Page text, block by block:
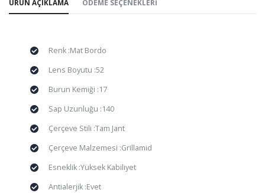
ÜRÜN AÇIKLAMA ÖDEME SEÇENEKLERI
Renk :Mat Bordo
Lens Boyutu :52
Burun Kemiği :17
Sap Uzunluğu :140
Çerçeve Stili :Tam Jant
Çerçeve Malzemesi :Grillamid
Esneklik :Yüksek Kabiliyet
Antialerjik :Evet